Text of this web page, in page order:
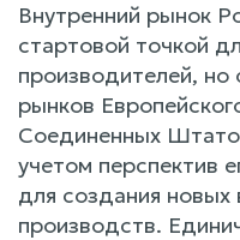
Внутренний рынок
стартовой точкой
производителей, но
рынков
Соединенных
учетом перспектив
для создания новых
производств.